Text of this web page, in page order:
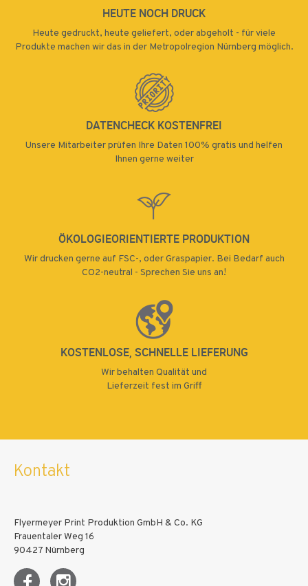
HEUTE NOCH DRUCK
Heute gedruckt, heute geliefert, oder abgeholt - für viele
Produkte machen wir das in der Metropolregion Nürnberg möglich.
DATENCHECK KOSTENFREI
Unsere Mitarbeiter prüfen Ihre Daten 100% gratis und helfen
Ihnen gerne weiter
ÖKOLOGIEORIENTIERTE PRODUKTION
Wir drucken gerne auf FSC-, oder Graspapier. Bei Bedarf auch
CO2-neutral - Sprechen Sie uns an!
KOSTENLOSE, SCHNELLE LIEFERUNG
Wir behalten Qualität und
Lieferzeit fest im Griff
Kontakt
Flyermeyer Print Produktion GmbH & Co. KG
Frauentaler Weg 16
90427 Nürnberg